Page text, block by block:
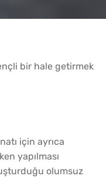
bir hale getirmek
için ayrıca
yapılması
olumsuz